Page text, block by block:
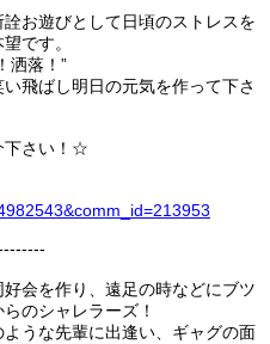
お遊びとして日頃のストレスを
です。
洒落！”
飛ばし明日の元気を作って下さ
下さい！☆
543&comm_id=213953
会を作り、遠足の時などにブツ
のシャレラーズ！
ような先輩に出逢い、ギャグの面